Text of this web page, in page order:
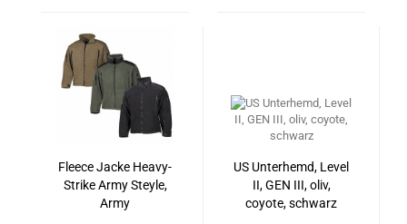
Fleece Jacke Heavy-
Strike Army Steyle,
Army
US Unterhemd, Level
II, GEN III, oliv,
coyote, schwarz